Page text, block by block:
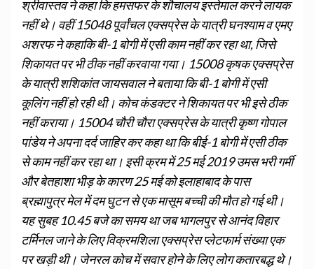
श्रीवास्तव ने कहा कि हमसफर के शौचालय इस्तेमाल करने लायक
नहीं थे। वहीं 15048 पूर्वांचल एक्सप्रेस के यात्री घनश्याम व एमए
अशरफ ने कहाकि बी-1 बोगी में एसी काम नहीं कर रहा था, जिसे
शिकायत पर भी ठीक नहीं करवाया गया। 15008 कृषक एक्सप्रेस
के यात्री शशिकांत जायसवाल ने बताया कि बी-1 बोगी में एसी
कूलिंग नहीं हो रही थी। कोच कंडक्टर ने शिकायत पर भी इसे ठीक
नहीं कराया। 15004 चौरी चौरा एक्सप्रेस के यात्री कृष्ण गोपाल
पांडेय ने अपना दर्द जाहिर कर कहा था कि बीई-1 बोगी में एसी ठीक
से काम नहीं कर रहा था। इसी क्रम में 25 मई 2019 उमस भरी गर्मी
और बेतहाशा भीड़ के कारण 25 मई को इलाहाबाद के पास
ब्रह्मापुत्र मेल में दम घुटन से एक मासूम बच्ची की मौत हो गई थी।
यह सुबह 10.45 बजे का समय था जब भागलपुर से आनंद विहार
टर्मिनल जाने के लिए विक्रमशिला एक्सप्रेस प्लेटफार्म संख्या एक
पर खड़ी थी। जेनरल कोच में सवार होने के लिए लोग कतारबद्ध थे।